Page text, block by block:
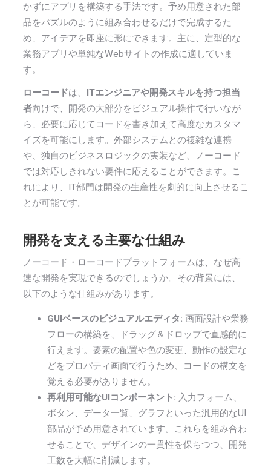
かずにアプリを構築する手法です。予め用意された部
品をパズルのように組み合わせるだけで完成するた
め、アイデアを即座に形にできます。主に、定型的な
業務アプリや単純なWebサイトの作成に適していま
す。
ローコードは、 ITエンジニアや開発スキルを持つ担当
者向けで、開発の大部分をビジュアル操作で行いなが
ら、必要に応じてコードを書き加えて高度なカスタマ
イズを可能にします。外部システムとの複雑な連携
や、独自のビジネスロジックの実装など、ノーコード
では対応しきれない要件に応えることができます。こ
れにより、IT部門は開発の生産性を劇的に向上させるこ
とが可能です。
開発を支える主要な仕組み
ノーコード・ローコードプラットフォームは、なぜ高
速な開発を実現できるのでしょうか。その背景には、
以下のような仕組みがあります。
GUIベースのビジュアルエディタ: 画面設計や業務
フローの構築を、ドラッグ＆ドロップで直感的に
行えます。要素の配置や色の変更、動作の設定な
どをプロパティ画面で行うため、コードの構文を
覚える必要がありません。
再利用可能なUIコンポーネント: 入力フォーム、
ボタン、データ一覧、グラフといった汎用的なUI
部品が予め用意されています。これらを組み合わ
せることで、デザインの一貫性を保ちつつ、開発
工数を大幅に削減します。